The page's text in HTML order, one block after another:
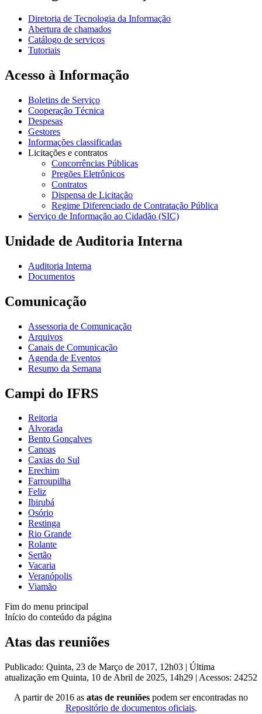
Diretoria de Tecnologia da Informação
Abertura de chamados
Catálogo de serviços
Tutoriais
Acesso à Informação
Boletins de Serviço
Cooperação Técnica
Despesas
Gestores
Informações classificadas
Licitações e contratos
Concorrências Públicas
Pregões Eletrônicos
Contratos
Dispensa de Licitação
Regime Diferenciado de Contratação Pública
Serviço de Informação ao Cidadão (SIC)
Unidade de Auditoria Interna
Auditoria Interna
Documentos
Comunicação
Assessoria de Comunicação
Arquivos
Canais de Comunicação
Agenda de Eventos
Resumo da Semana
Campi do IFRS
Reitoria
Alvorada
Bento Gonçalves
Canoas
Caxias do Sul
Erechim
Farroupilha
Feliz
Ibirubá
Osório
Restinga
Rio Grande
Rolante
Sertão
Vacaria
Veranópolis
Viamão
Fim do menu principal
Início do conteúdo da página
Atas das reuniões
Publicado: Quinta, 23 de Março de 2017, 12h03 | Última
atualização em Quinta, 10 de Abril de 2025, 14h29 | Acessos: 24252
A partir de 2016 as atas de reuniões podem ser encontradas no
Repositório de documentos oficiais.